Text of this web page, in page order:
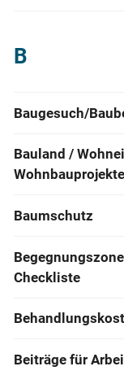
B
Baugesuch/
Bauland /
Wohnbauprojekte
Baumschutz
Checkliste
Beiträge für